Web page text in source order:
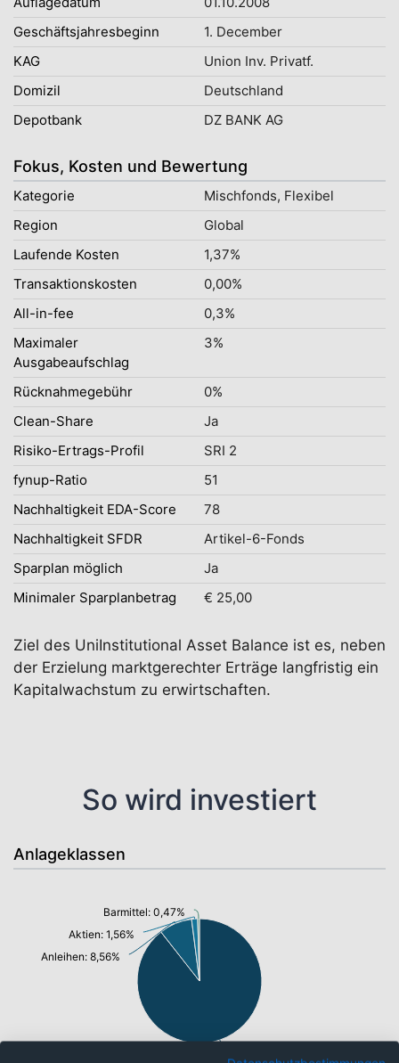
Geschäftsjahresbeginn
1. December
KAG
Union Inv. Privatf.
Domizil
Deutschland
Depotbank
DZ BANK AG
Fokus, Kosten und Bewertung
Kategorie
Mischfonds, Flexibel
Region
Global
Laufende Kosten
1,37%
Transaktionskosten
0,00%
All-in-fee
0,3%
Maximaler
Ausgabeaufschlag
3%
Rücknahmegebühr
0%
Clean-Share
Ja
Risiko-Ertrags-Profil
SRI 2
fynup-Ratio
51
Nachhaltigkeit EDA-Score
78
Nachhaltigkeit SFDR
Artikel-6-Fonds
Sparplan möglich
Ja
Minimaler Sparplanbetrag
€ 25,00
Ziel des UniInstitutional Asset Balance ist es, neben
der Erzielung marktgerechter Erträge langfristig ein
Kapitalwachstum zu erwirtschaften.
So wird investiert
Anlageklassen
Anleihen: 8,56%
Aktien: 1,56%
Barmittel: 0,47%